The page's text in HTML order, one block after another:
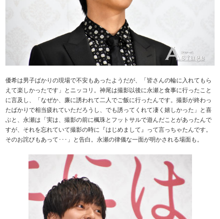
優希は男子ばかりの現場で不安もあったようだが、「皆さんの輪に入れてもら
えて楽しかったです」とニッコリ。神尾は撮影以後に永瀬と食事に行ったこと
に言及し、「なぜか、廉に誘われて二人でご飯に行ったんです。撮影が終わっ
たばかりで相当疲れていただろうし、でも誘ってくれて凄く嬉しかった」と喜
ぶと、永瀬は「実は、撮影の前に楓珠とフットサルで遊んだことがあったんで
すが、それを忘れていて撮影の時に『はじめまして』って言っちゃたんです。
そのお詫びもあって･･･」と告白。永瀬の律儀な一面が明かされる場面も。